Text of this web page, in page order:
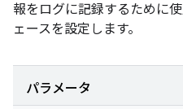
報をログに記録するために
ェースを設定します。
パラメータ